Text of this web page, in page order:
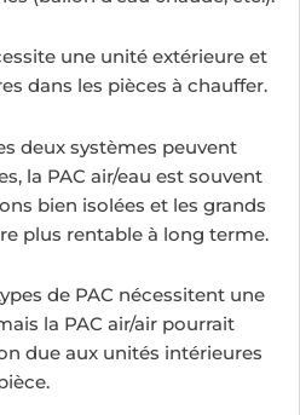
une unité extérieure et
dans les pièces à chauffer.
deux systèmes peuvent
la PAC air/eau est souvent
bien isolées et les grands
plus rentable à long terme.
de PAC nécessitent une
la PAC air/air pourrait
due aux unités intérieures